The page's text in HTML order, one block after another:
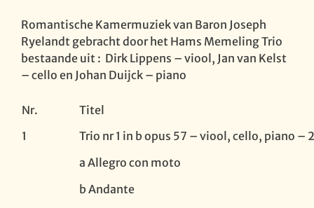
Romantische Kamermuziek van Baron Joseph
Ryelandt gebracht door het Hams Memeling Trio
bestaande uit : Dirk Lippens – viool, Jan van Kelst
– cello en Johan Duijck – piano
Nr.
Titel
1
Trio nr 1 in b opus 57 – viool, cello, piano –
a Allegro con moto
b Andante